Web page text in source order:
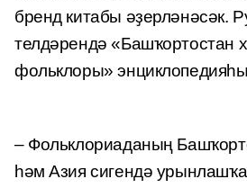
бренд китабы әҙерләнәсәк.
телдәрендә «Башҡортостан
фольклоры»
– Фольклориаданың
һәм Азия сигендә